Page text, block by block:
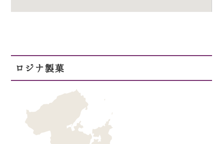
ロジナ製菓